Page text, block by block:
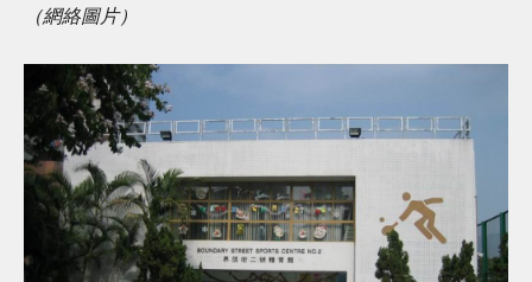
（網絡圖片）